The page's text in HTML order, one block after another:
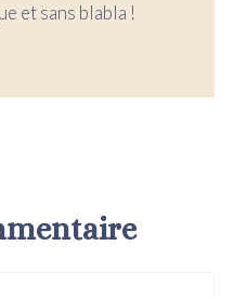
et sans blabla !